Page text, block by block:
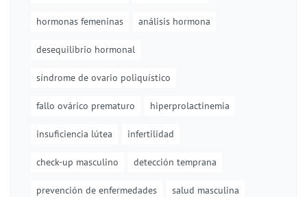
hormonas femeninas análisis hormona
desequilibrio hormonal
síndrome de ovario poliquístico
fallo ovárico prematuro hiperprolactinemia
insuficiencia lútea infertilidad
check-up masculino detección temprana
prevención de enfermedades salud masculina